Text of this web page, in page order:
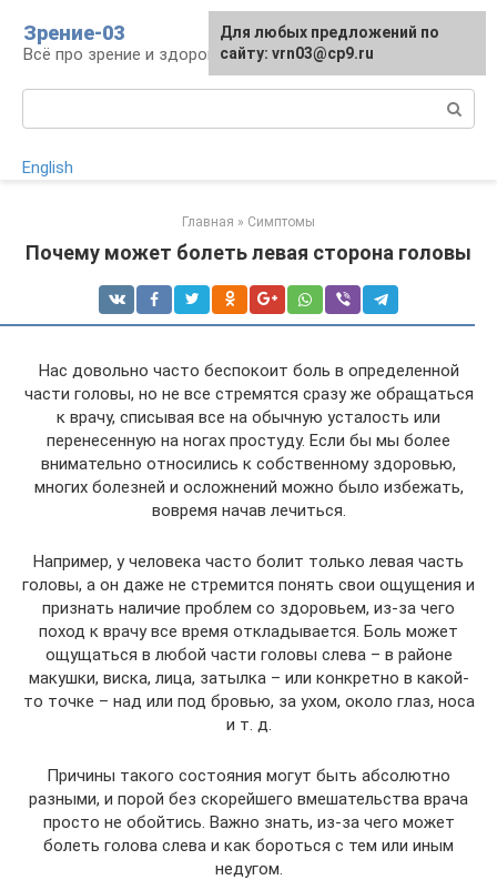
контенту
Зрение-03
Всё про зрение и здоровье глаз
English
Главная » Симптомы
Почему может болеть левая сторона головы
Нас довольно часто беспокоит боль в определенной
части головы, но не все стремятся сразу же обращаться
к врачу, списывая все на обычную усталость или
перенесенную на ногах простуду. Если бы мы более
внимательно относились к собственному здоровью,
многих болезней и осложнений можно было избежать,
вовремя начав лечиться.
Например, у человека часто болит только левая часть
головы, а он даже не стремится понять свои ощущения и
признать наличие проблем со здоровьем, из-за чего
поход к врачу все время откладывается. Боль может
ощущаться в любой части головы слева – в районе
макушки, виска, лица, затылка – или конкретно в какой-
то точке – над или под бровью, за ухом, около глаз, носа
и т. д.
Причины такого состояния могут быть абсолютно
разными, и порой без скорейшего вмешательства врача
просто не обойтись. Важно знать, из-за чего может
болеть голова слева и как бороться с тем или иным
недугом.
Для любых предложений по
сайту: vrn03@cp9.ru